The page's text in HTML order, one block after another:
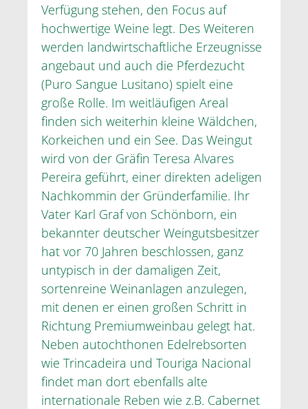
Verfügung stehen, den Focus auf
hochwertige Weine legt. Des Weiteren
werden landwirtschaftliche Erzeugnisse
angebaut und auch die Pferdezucht
(Puro Sangue Lusitano) spielt eine
große Rolle. Im weitläufigen Areal
finden sich weiterhin kleine Wäldchen,
Korkeichen und ein See. Das Weingut
wird von der Gräfin Teresa Alvares
Pereira geführt, einer direkten adeligen
Nachkommin der Gründerfamilie. Ihr
Vater Karl Graf von Schönborn, ein
bekannter deutscher Weingutsbesitzer
hat vor 70 Jahren beschlossen, ganz
untypisch in der damaligen Zeit,
sortenreine Weinanlagen anzulegen,
mit denen er einen großen Schritt in
Richtung Premiumweinbau gelegt hat.
Neben autochthonen Edelrebsorten
wie Trincadeira und Touriga Nacional
findet man dort ebenfalls alte
internationale Reben wie z.B. Cabernet